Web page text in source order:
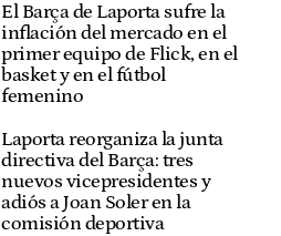
El Barça de Laporta sufre la
inflación del mercado en el
primer equipo de Flick, en el
basket y en el fútbol
femenino
Laporta reorganiza la junta
directiva del Barça: tres
nuevos vicepresidentes y
adiós a Joan Soler en la
comisión deportiva